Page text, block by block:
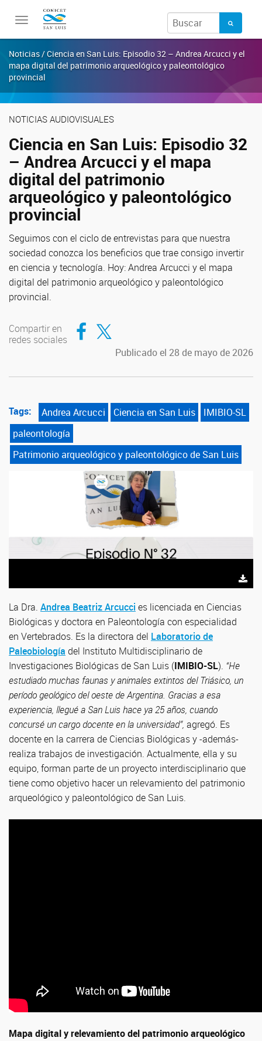
Toggle
Noticias / Ciencia en San Luis: Episodio 32 – Andrea Arcucci y el
mapa digital del patrimonio arqueológico y paleontológico
provincial
NOTICIAS AUDIOVISUALES
Ciencia en San Luis: Episodio 32
– Andrea Arcucci y el mapa
digital del patrimonio
arqueológico y paleontológico
provincial
Seguimos con el ciclo de entrevistas para que nuestra
sociedad conozca los beneficios que trae consigo invertir
en ciencia y tecnología. Hoy: Andrea Arcucci y el mapa
digital del patrimonio arqueológico y paleontológico
provincial.
Compartir en
redes sociales
Compartir en Facebook
Compartir en Twitter
Publicado el 28 de mayo de 2026
Tags: Andrea Arcucci Ciencia en San Luis
IMIBIO-SL
paleontología
Patrimonio arqueológico y paleontológico de San Luis
La Dra. Andrea Beatriz Arcucci es licenciada en Ciencias
Biológicas y doctora en Paleontología con especialidad
en Vertebrados. Es la directora del Laboratorio de
Paleobiología del Instituto Multidisciplinario de
Investigaciones Biológicas de San Luis (IMIBIO-SL). “He
estudiado muchas faunas y animales extintos del Triásico, un
período geológico del oeste de Argentina. Gracias a esa
experiencia, llegué a San Luis hace ya 25 años, cuando
concursé un cargo docente en la universidad”, agregó. Es
docente en la carrera de Ciencias Biológicas y -además-
realiza trabajos de investigación. Actualmente, ella y su
equipo, forman parte de un proyecto interdisciplinario que
tiene como objetivo hacer un relevamiento del patrimonio
arqueológico y paleontológico de San Luis.
Mapa digital y relevamiento del patrimonio arqueológico